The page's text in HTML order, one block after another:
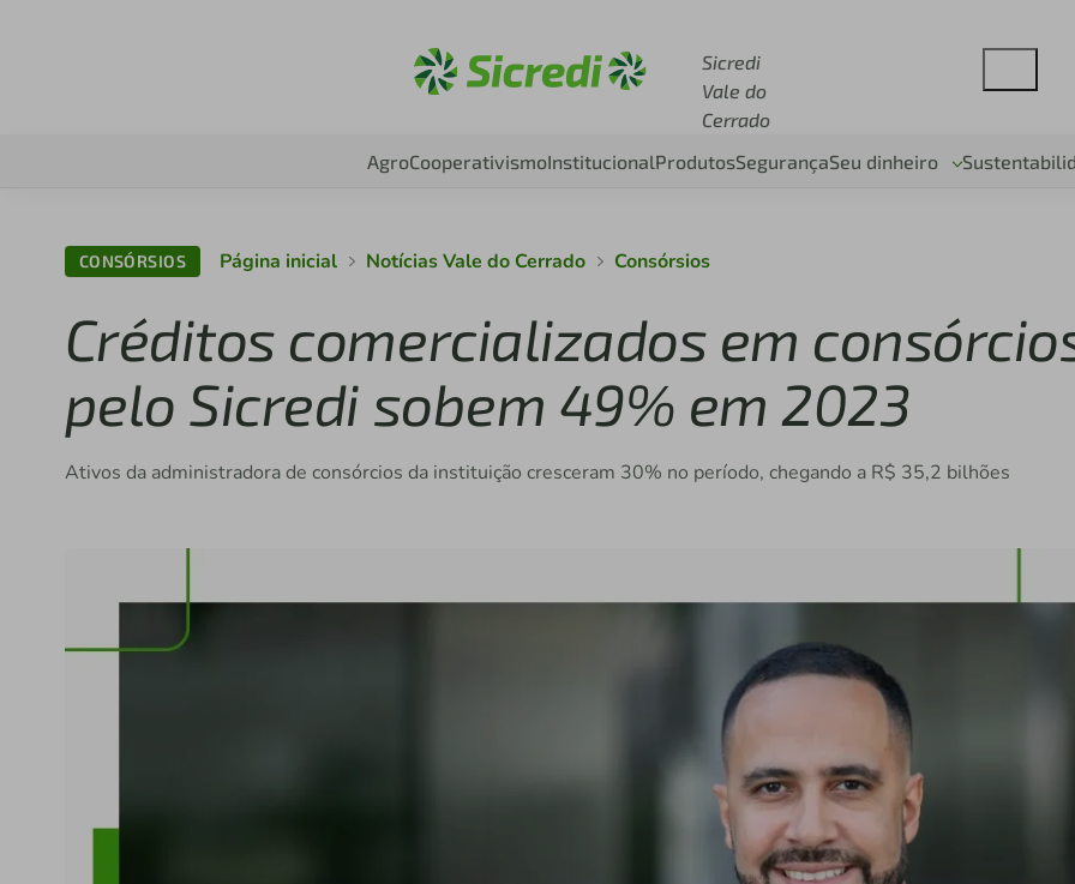
Sicredi
Vale do
Cerrado
AgroCooperativismoInstitucionalProdutosSegurançaSeu dinheiro
CONSÓRSIOS Página inicial Notícias Vale do Cerrado Consórsios
Créditos comercializados em
pelo Sicredi sobem 49% em 2023
Ativos da administradora de consórcios da instituição cresceram 30% no período, chegando a R$ 35,2 bilhões